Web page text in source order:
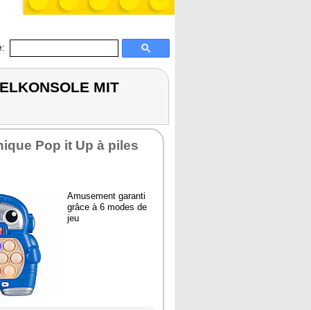
MIT
Pop it Up à piles
Amu­se­ment garanti
grâce à 6 modes de
jeu